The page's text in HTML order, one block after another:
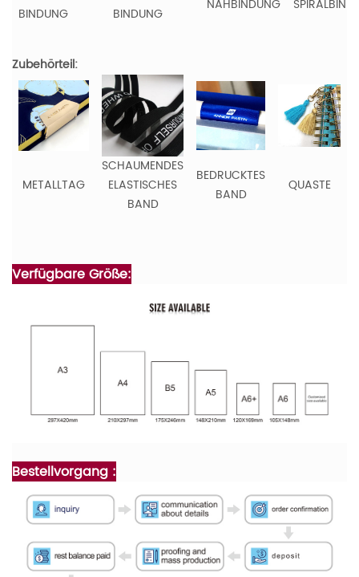
BINDUNG
BINDUNG
NÄHBINDUNG
Zubehörteil:
METALLTAG
SCHAUMENDES
ELASTISCHES
BAND
BEDRUCKTES
BAND
QUASTE
Verfügbare Größe:
Bestellvorgang :